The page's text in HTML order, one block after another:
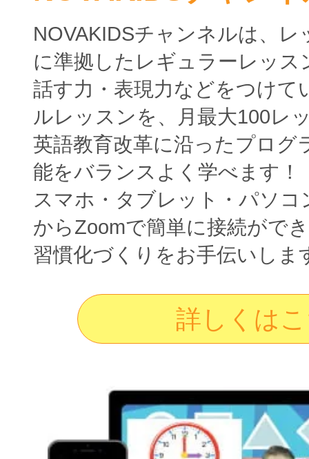
NOVAKIDSチャンネルは、
に準拠したレギュラーレッス
話す力・表現力などをつけて
ルレッスンを、月最大100レ
英語教育改革に沿ったプログ
能をバランスよく学べます！
スマホ・タブレット・パソ
からZoomで簡単に接続がで
習慣化づくりをお手伝いしま
詳しくは